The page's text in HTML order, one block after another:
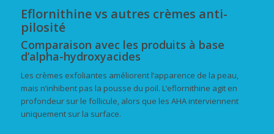
Eflornithine vs autres crèmes anti-
pilosité
Comparaison avec les produits à base
d’alpha-hydroxyacides
Les crèmes exfoliantes améliorent l’apparence de la peau,
mais n’inhibent pas la pousse du poil. L’eflornithine agit en
profondeur sur le follicule, alors que les AHA interviennent
uniquement sur la surface.